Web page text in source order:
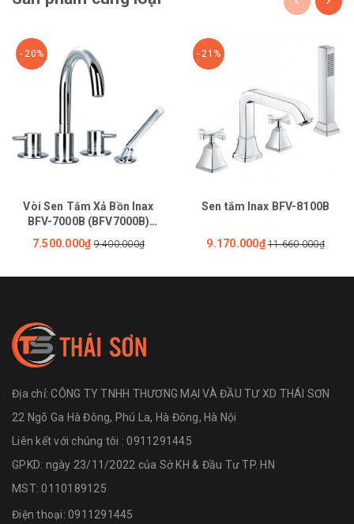
- 20%
Vòi Sen Tắm Xả Bồn Inax
BFV-7000B (BFV7000B)
Nóng Lạnh
7.500.000₫ 9.400.000₫
- 21%
Sen tắm Inax BFV-8100B
9.170.000₫ 11.660.000₫
Địa chỉ:CÔNG TY TNHH THƯƠNG MẠI VÀ ĐẦU TƯ XD THÁI SƠN
22 Ngõ Ga Hà Đông, Phú La, Hà Đông, Hà Nội
Liên kết với chúng tôi : 0911291445
GPKD: ngày 23/11/2022 của Sở KH & Đầu Tư TP. HN
MST: 0110189125
Điện thoại: 0911291445